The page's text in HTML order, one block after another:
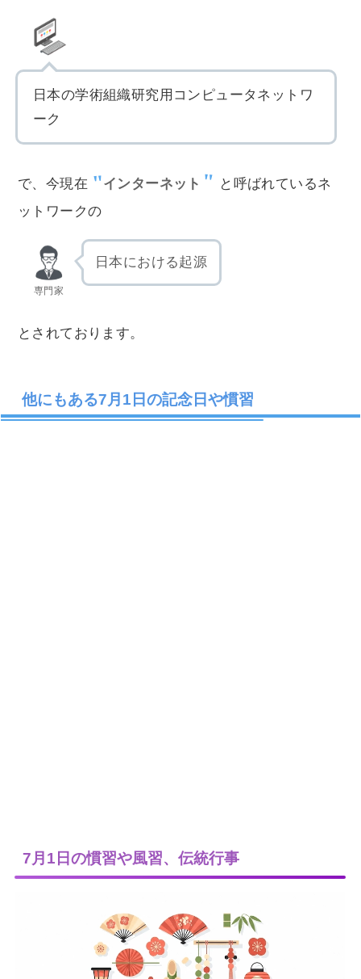
日本の学術組織研究用コンピュータネットワ
ーク
で、今現在 インターネット
と呼ばれているネ
ットワークの
専門家
日本における起源
とされております。
他にもある7月1日の記念日や慣習
7月1日の慣習や風習、伝統行事